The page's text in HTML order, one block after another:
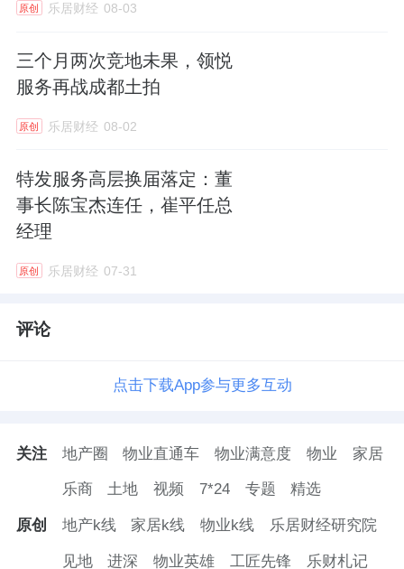
原创 乐居财经 08-03
三个月两次竞地未果，领悦
服务再战成都土拍
原创 乐居财经 08-02
特发服务高层换届落定：董
事长陈宝杰连任，崔平任总
经理
原创 乐居财经 07-31
评论
点击下载App参与更多互动
关注 地产圈 物业直通车 物业满意度 物业 家居
乐商 土地 视频 7*24 专题 精选
原创 地产k线 家居k线 物业k线 乐居财经研究院
见地 进深 物业英雄 工匠先锋 乐财札记